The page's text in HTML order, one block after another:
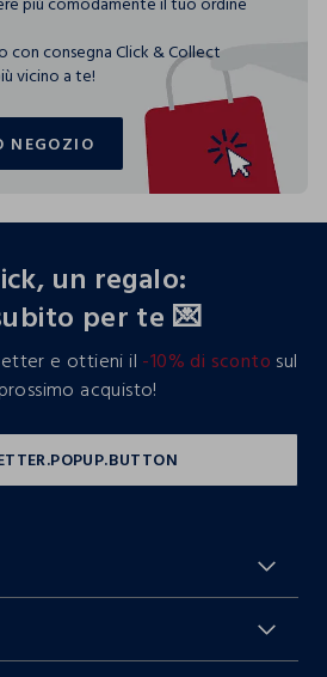
con consegna Click & Collect
vicino a te!
NEGOZIO
NEGOZIO
un regalo:
per te 💌
e ottieni il -10% di sconto sul
acquisto!